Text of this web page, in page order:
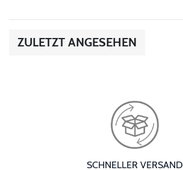
ZULETZT ANGESEHEN
SCHNELLER VERSAND